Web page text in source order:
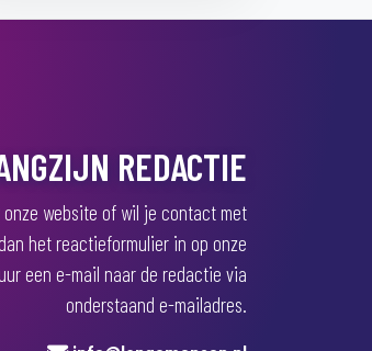
REDACTIE
onze website of wil je contact met
het reactieformulier in op onze
een e-mail naar de redactie via
onderstaand e-mailadres.